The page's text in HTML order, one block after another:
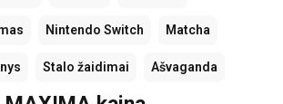
Nintendo Switch Matcha
Stalo žaidimai Ašvaganda